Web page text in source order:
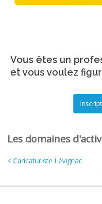
Vous êtes un
et vous voulez
Les domaines
< Caricaturiste Lévignac